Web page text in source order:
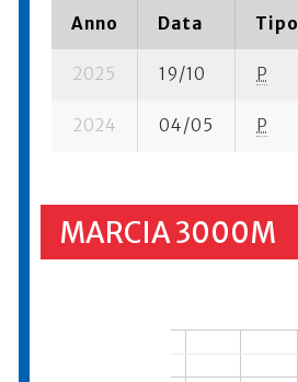
Anno Data Tipo
2025 19/10 P
2024 04/05 P
MARCIA 3000M